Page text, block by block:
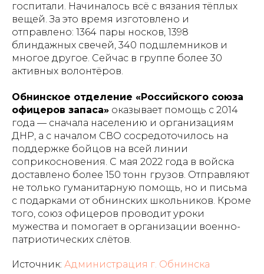
госпитали. Начиналось всё с вязания тёплых
вещей. За это время изготовлено и
отправлено: 1364 пары носков, 1398
блиндажных свечей, 340 подшлемников и
многое другое. Сейчас в группе более 30
активных волонтёров.
Обнинское отделение «Российского союза
офицеров запаса» оказывает помощь с 2014
года — сначала населению и организациям
ДНР, а с началом СВО сосредоточилось на
поддержке бойцов на всей линии
соприкосновения. С мая 2022 года в войска
доставлено более 150 тонн грузов. Отправляют
не только гуманитарную помощь, но и письма
с подарками от обнинских школьников. Кроме
того, союз офицеров проводит уроки
мужества и помогает в организации военно-
патриотических слётов.
Источник: Администрация г. Обнинска